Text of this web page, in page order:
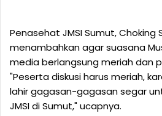
Penasehat JMSI Sumut, Choking
menambahkan agar suasana
media berlangsung meriah dan
"Peserta diskusi harus meriah,
lahir gagasan-gagasan segar
JMSI di Sumut," ucapnya.